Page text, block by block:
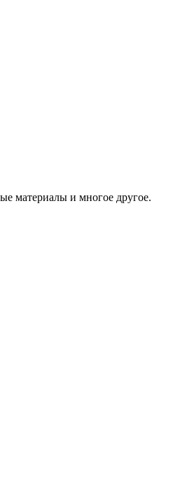
материалы и многое другое.